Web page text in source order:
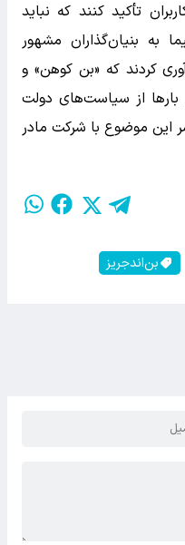
تأکید کنند که نباید
به بنیان‌گذاران مشهور
کردند که «بن کوهن» و
بارها از سیاست‌های دولت
این موضوع با شرکت مادر
بن‌اندجریز